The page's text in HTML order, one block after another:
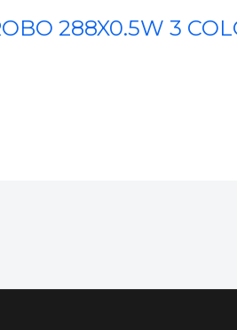
288X0.5W 3